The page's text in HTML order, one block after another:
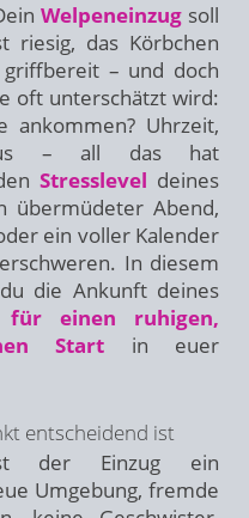
Welpeneinzug soll
riesig, das Körbchen
– und doch
oft unterschätzt wird:
ankommen? Uhrzeit,
– all das hat
Stresslevel deines
übermüdeter Abend,
ein voller Kalender
In diesem
die Ankunft deines
für einen ruhigen,
Start in euer
entscheidend ist
der Einzug ein
Umgebung, fremde